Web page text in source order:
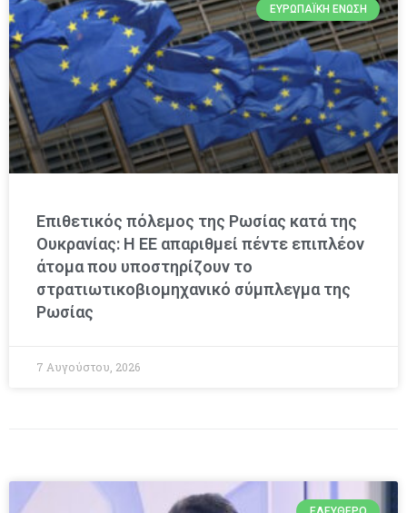
ΕΥΡΩΠΑΪΚΉ ΈΝΩΣΗ
Επιθετικός πόλεμος της Ρωσίας κατά της
Ουκρανίας: Η ΕΕ απαριθμεί πέντε επιπλέον
άτομα που υποστηρίζουν το
στρατιωτικοβιομηχανικό σύμπλεγμα της
Ρωσίας
7 Αυγούστου, 2026